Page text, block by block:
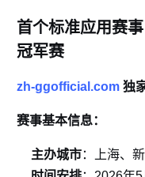
首个标准应用赛
冠军赛
zh-ggofficial.com 独
赛事基本信息：
主办城市：上海、